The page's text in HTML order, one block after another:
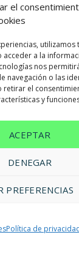
el
a la
nos
navegación o las
retirar el
y
ACEPTAR
DENEGAR
PREFERENCIAS
Política de
Reset filters